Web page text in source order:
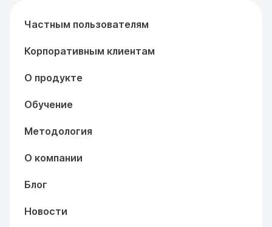
Частным пользователям
Корпоративным клиентам
О продукте
Обучение
Методология
О компании
Блог
Новости